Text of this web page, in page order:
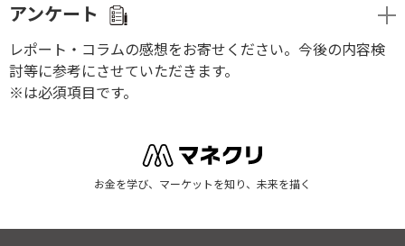
アンケート
レポート・コラムの感想をお寄せください。今後の内容検
討等に参考にさせていただきます。
※は必須項目です。
お金を学び、マーケットを知り、未来を描く